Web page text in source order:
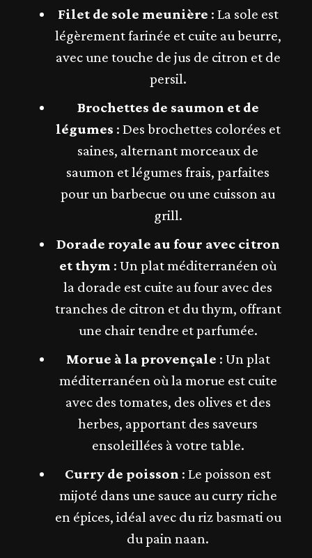
Filet de sole meunière : La sole est
légèrement farinée et cuite au beurre,
avec une touche de jus de citron et de
persil.
Brochettes de saumon et de
légumes : Des brochettes colorées et
saines, alternant morceaux de
saumon et légumes frais, parfaites
pour un barbecue ou une cuisson au
grill.
Dorade royale au four avec citron
et thym : Un plat méditerranéen où
la dorade est cuite au four avec des
tranches de citron et du thym, offrant
une chair tendre et parfumée.
Morue à la provençale : Un plat
méditerranéen où la morue est cuite
avec des tomates, des olives et des
herbes, apportant des saveurs
ensoleillées à votre table.
Curry de poisson : Le poisson est
mijoté dans une sauce au curry riche
en épices, idéal avec du riz basmati ou
du pain naan.